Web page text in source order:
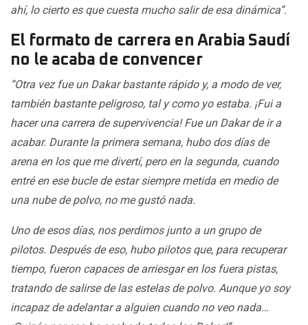
ahí, lo cierto es que cuesta mucho salir de esa dinámica”.
El formato de carrera en Arabia Saudí
no le acaba de convencer
“Otra vez fue un Dakar bastante rápido y, a modo de ver,
también bastante peligroso, tal y como yo estaba. ¡Fui a
hacer una carrera de supervivencia! Fue un Dakar de ir a
acabar. Durante la primera semana, hubo dos días de
arena en los que me divertí, pero en la segunda, cuando
entré en ese bucle de estar siempre metida en medio de
una nube de polvo, no me gustó nada.
Uno de esos días, nos perdimos junto a un grupo de
pilotos. Después de eso, hubo pilotos que, para recuperar
tiempo, fueron capaces de arriesgar en los fuera pistas,
tratando de salirse de las estelas de polvo. Aunque yo soy
incapaz de adelantar a alguien cuando no veo nada…